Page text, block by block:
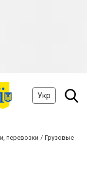
Укр
перевозки
Грузовые